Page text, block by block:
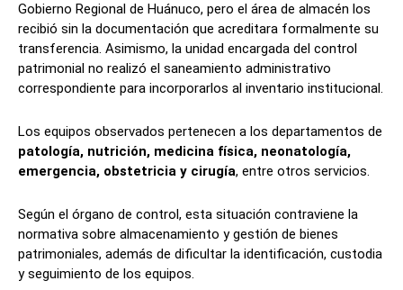
Gobierno Regional de Huánuco, pero el área de almacén los
recibió sin la documentación que acreditara formalmente su
transferencia. Asimismo, la unidad encargada del control
patrimonial no realizó el saneamiento administrativo
correspondiente para incorporarlos al inventario institucional.
Los equipos observados pertenecen a los departamentos de
patología, nutrición, medicina física, neonatología,
emergencia, obstetricia y cirugía, entre otros servicios.
Según el órgano de control, esta situación contraviene la
normativa sobre almacenamiento y gestión de bienes
patrimoniales, además de dificultar la identificación, custodia
y seguimiento de los equipos.